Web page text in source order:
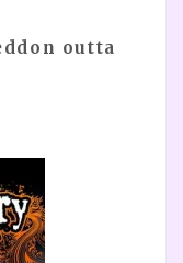
outta